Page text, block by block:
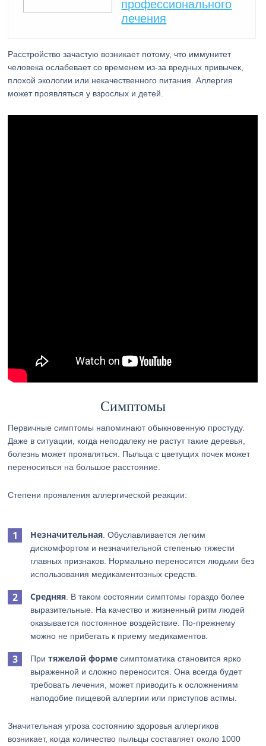
профессионального
лечения
Расстройство зачастую возникает потому, что иммунитет
человека ослабевает со временем из-за вредных привычек,
плохой экологии или некачественного питания. Аллергия
может проявляться у взрослых и детей.
Симптомы
Первичные симптомы напоминают обыкновенную простуду.
Даже в ситуации, когда неподалеку не растут такие деревья,
болезнь может проявляться. Пыльца с цветущих почек может
переноситься на большое расстояние.
Степени проявления аллергической реакции:
Незначительная . Обуславливается легким
дискомфортом и незначительной степенью тяжести
главных признаков. Нормально переносится людьми без
использования медикаментозных средств.
Средняя . В таком состоянии симптомы гораздо более
выразительные. На качество и жизненный ритм людей
оказывается постоянное воздействие. По-прежнему
можно не прибегать к приему медикаментов.
Притяжелой форме симптоматика становится ярко
выраженной и сложно переносится. Она всегда будет
требовать лечения, может приводить к осложнениям
наподобие пищевой аллергии или приступов астмы.
Значительная угроза состоянию здоровья аллергиков
возникает, когда количество пыльцы составляет около 1000